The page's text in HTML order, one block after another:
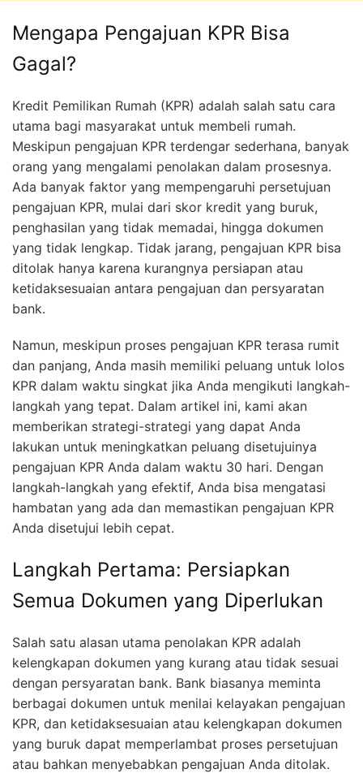
Mengapa Pengajuan KPR Bisa
Gagal?
Kredit Pemilikan Rumah (KPR) adalah salah satu cara
utama bagi masyarakat untuk membeli rumah.
Meskipun pengajuan KPR terdengar sederhana, banyak
orang yang mengalami penolakan dalam prosesnya.
Ada banyak faktor yang mempengaruhi persetujuan
pengajuan KPR, mulai dari skor kredit yang buruk,
penghasilan yang tidak memadai, hingga dokumen
yang tidak lengkap. Tidak jarang, pengajuan KPR bisa
ditolak hanya karena kurangnya persiapan atau
ketidaksesuaian antara pengajuan dan persyaratan
bank.
Namun, meskipun proses pengajuan KPR terasa rumit
dan panjang, Anda masih memiliki peluang untuk lolos
KPR dalam waktu singkat jika Anda mengikuti langkah-
langkah yang tepat. Dalam artikel ini, kami akan
memberikan strategi-strategi yang dapat Anda
lakukan untuk meningkatkan peluang disetujuinya
pengajuan KPR Anda dalam waktu 30 hari. Dengan
langkah-langkah yang efektif, Anda bisa mengatasi
hambatan yang ada dan memastikan pengajuan KPR
Anda disetujui lebih cepat.
Langkah Pertama: Persiapkan
Semua Dokumen yang Diperlukan
Salah satu alasan utama penolakan KPR adalah
kelengkapan dokumen yang kurang atau tidak sesuai
dengan persyaratan bank. Bank biasanya meminta
berbagai dokumen untuk menilai kelayakan pengajuan
KPR, dan ketidaksesuaian atau kelengkapan dokumen
yang buruk dapat memperlambat proses persetujuan
atau bahkan menyebabkan pengajuan Anda ditolak.